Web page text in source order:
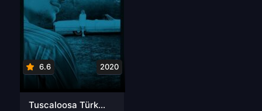
6.6 2020
Tuscaloosa Türkçe Dublaj izle